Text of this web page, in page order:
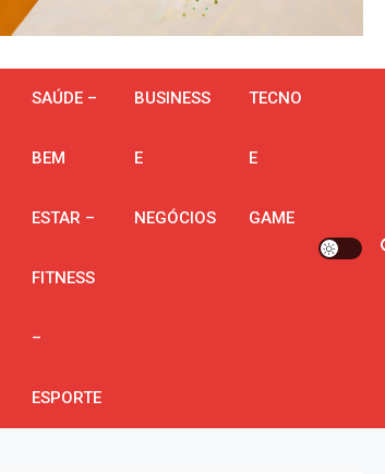
SAÚDE –
BEM
ESTAR –
FITNESS
–
ESPORTE
BUSINESS
E
NEGÓCIOS
TECNO
E
GAME